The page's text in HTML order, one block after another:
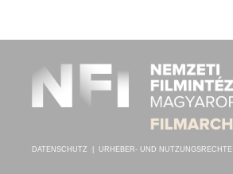
DATENSCHUTZ URHEBER- UND NUTZUNGSRECHTE